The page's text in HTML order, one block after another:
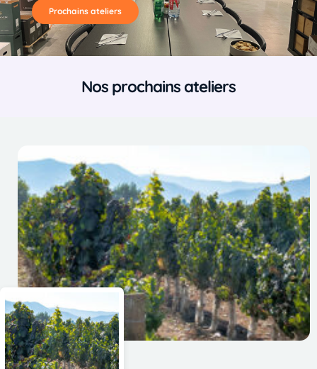
Prochains ateliers
Nos prochains ateliers